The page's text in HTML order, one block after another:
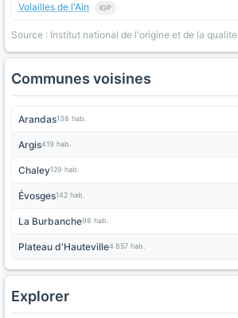
Volailles de l'Ain IGP
Source : Institut national de l'origine et de la qualite
Communes voisines
Arandas138 hab.
Argis419 hab.
Chaley129 hab.
Évosges142 hab.
La Burbanche98 hab.
Plateau d'Hauteville4 857 hab.
Explorer